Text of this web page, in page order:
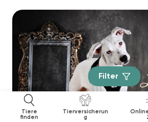
Tiere
finden
Tierversicherun
g
Filter